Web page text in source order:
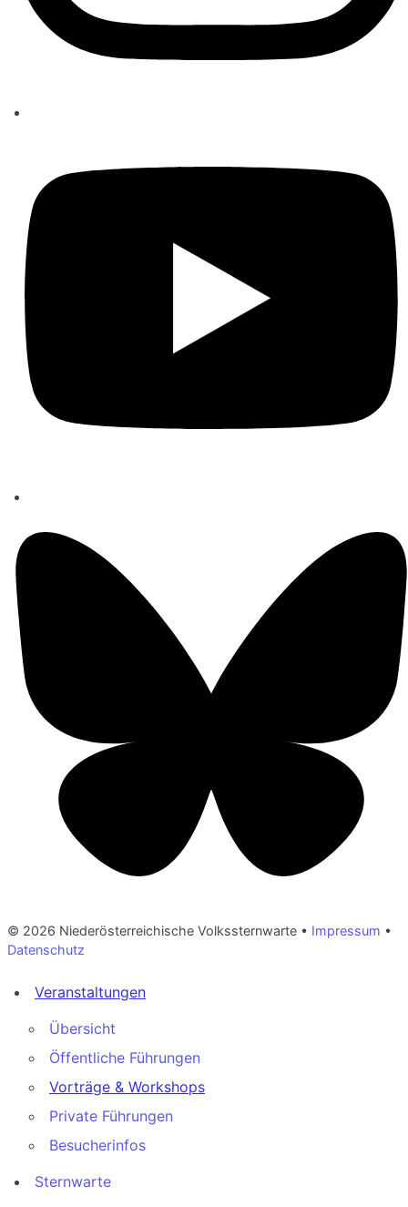
© 2026 Niederösterreichische Volkssternwarte • Impressum •
Datenschutz
Veranstaltungen
Übersicht
Öffentliche Führungen
Vorträge & Workshops
Private Führungen
Besucherinfos
Sternwarte